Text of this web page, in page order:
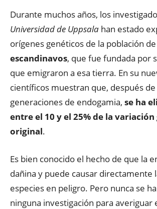
Durante muchos años, los
Universidad de Uppsala han estado
orígenes genéticos de la población de
escandinavos, que fue fundada por
que emigraron a esa tierra. En su
científicos muestran que, después
generaciones de endogamia, se ha
entre el 10 y el 25% de la
original.
Es bien conocido el hecho de que la
dañina y puede causar directamente
especies en peligro. Pero nunca se
ninguna investigación para averiguar